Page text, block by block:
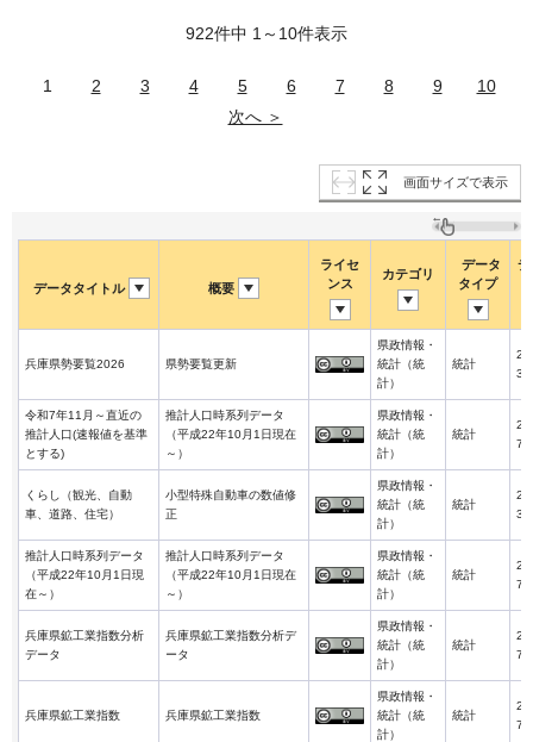
922件中 1～10件表示
1 2 3 4 5 6 7 8 9
10
次へ ＞
画面サイズで表示
データタイトル 概要
ライセ
ンス
カテゴリ
データ
タイプ
デ
兵庫県勢要覧2026 県勢要覧更新
県政情報・
統計（統
計）
統計
3-
令和7年11月～直近の
推計人口(速報値を基準
とする)
推計人口時系列データ
（平成22年10月1日現在
～）
県政情報・
統計（統
計）
統計
7-
くらし（観光、自動
車、道路、住宅）
小型特殊自動車の数値修
正
県政情報・
統計（統
計）
統計
3-
推計人口時系列データ
（平成22年10月1日現
在～）
推計人口時系列データ
（平成22年10月1日現在
～）
県政情報・
統計（統
計）
統計
7-
兵庫県鉱工業指数分析
データ
兵庫県鉱工業指数分析デ
ータ
県政情報・
統計（統
計）
統計
7-
兵庫県鉱工業指数 兵庫県鉱工業指数
県政情報・
統計（統
計）
統計
7-